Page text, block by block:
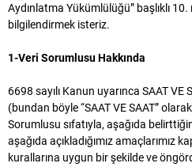
Aydınlatma Yükümlülüğü” başlıklı
bilgilendirmek isteriz.
1-Veri Sorumlusu Hakkında
6698 sayılı Kanun uyarınca SAAT VE
(bundan böyle “SAAT VE SAAT”
Sorumlusu sıfatıyla, aşağıda
aşağıda açıkladığımız amaçlarımız
kurallarına uygun bir şekilde ve